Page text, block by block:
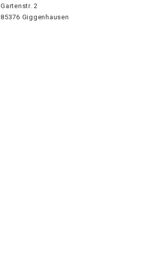
Gartenstr. 2
85376 Giggenhausen